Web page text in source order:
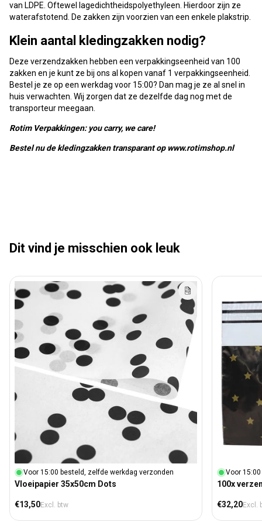
van LDPE. Oftewel lagedichtheidspolyethyleen. Hierdoor zijn ze
waterafstotend. De zakken zijn voorzien van een enkele plakstrip.
Klein aantal kledingzakken nodig?
Deze verzendzakken hebben een verpakkingseenheid van 100
zakken en je kunt ze bij ons al kopen vanaf 1 verpakkingseenheid.
Bestel je ze op een werkdag voor 15:00? Dan mag je ze al snel in
huis verwachten. Wij zorgen dat ze dezelfde dag nog met de
transporteur meegaan.
Rotim Verpakkingen: you carry, we care!
Bestel nu de kledingzakken transparant op www.rotimshop.nl
Dit vind je misschien ook leuk
Voor 15:00 besteld, zelfde werkdag verzonden
Vloeipapier 35x50cm Dots
Normale prijs
€13,50Excl. btw
Voor
100x
Normale
€32,20Excl.